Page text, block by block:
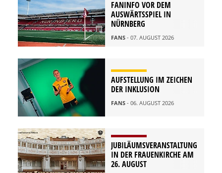
FANINFO VOR DEM
AUSWÄRTSSPIEL IN
NÜRNBERG
FANS - 07. AUGUST 2026
AUFSTELLUNG IM ZEICHEN
DER INKLUSION
FANS - 06. AUGUST 2026
JUBILÄUMSVERANSTALTUNG
IN DER FRAUENKIRCHE AM
26. AUGUST